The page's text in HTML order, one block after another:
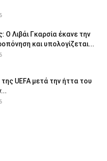
Ο Λιβάι Γκαρσία έκανε την
και υπολογίζεται...
UEFA μετά την ήττα του